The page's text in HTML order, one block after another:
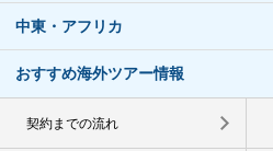
中東・アフリカ
おすすめ海外ツアー情報
契約までの流れ